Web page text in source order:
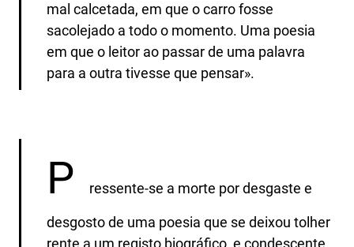
mal calcetada, em que o carro fosse
sacolejado a todo o momento. Uma poesia
em que o leitor ao passar de uma palavra
para a outra tivesse que pensar».
P ressente-se a morte por desgaste e
desgosto de uma poesia que se deixou tolher
rente a um registo biográfico, e condescente